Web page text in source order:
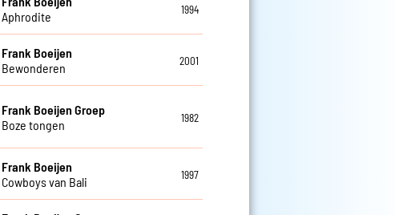
Aphrodite
1994
Frank Boeijen
Bewonderen
2001
Frank Boeijen Groep
Boze tongen
1982
Frank Boeijen
Cowboys van Bali
1997